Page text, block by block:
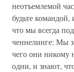
неотъемлемой
будьте
что мы всегда
ченнелинге: Мы
чего они никому
одни, и знают,